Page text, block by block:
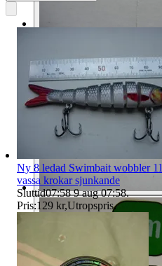
Ny 8 ledad Swimbait wobbler
vassa krokar sjunkande
Sluttid07:58 9 aug 07:58.
Pris:129 kr,Utropspris.